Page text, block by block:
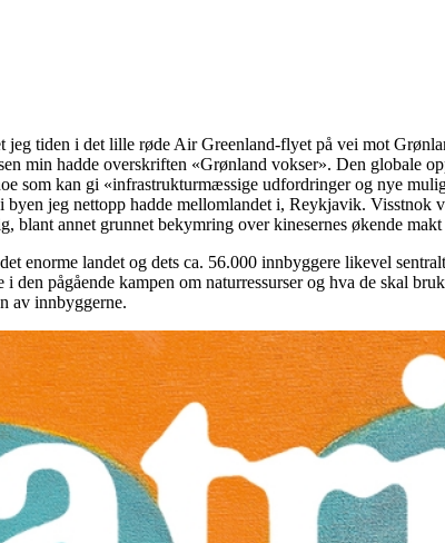
tiden i det lille røde Air Greenland-flyet på vei mot
min hadde overskriften «Grønland vokser». Den globale
som kan gi «infrastrukturmæssige udfordringer og nye
jeg nettopp hadde mellomlandet i, Reykjavik. Visstnok
annet grunnet bekymring over kinesernes økende
enorme landet og dets ca. 56.000 innbyggere likevel
pågående kampen om naturressurser og hva de skal
av innbyggerne.